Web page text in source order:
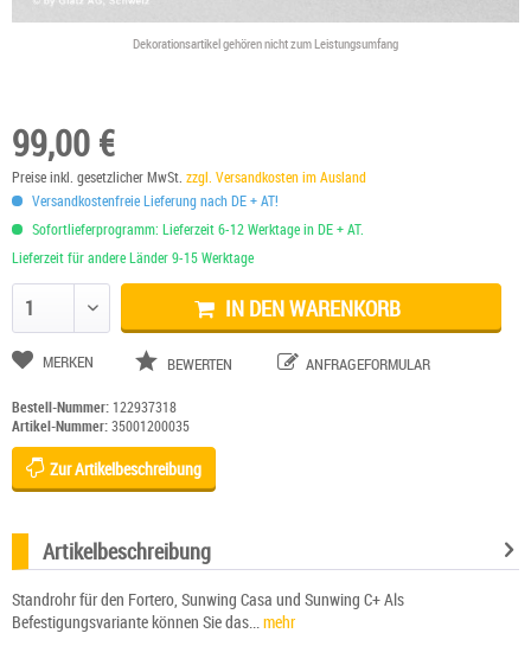
Dekorationsartikel gehören nicht zum Leistungsumfang
99,00 €
Preise inkl. gesetzlicher MwSt. zzgl. Versandkosten im Ausland
Versandkostenfreie Lieferung nach DE + AT!
Sofortlieferprogramm: Lieferzeit 6-12 Werktage in DE + AT.
Lieferzeit für andere Länder 9-15 Werktage
IN DEN WARENKORB
MERKEN BEWERTEN ANFRAGEFORMULAR
Bestell-Nummer:122937318
Artikel-Nummer:35001200035
Zur Artikelbeschreibung
Artikelbeschreibung
Standrohr für den Fortero, Sunwing Casa und Sunwing C+ Als
Befestigungsvariante können Sie das...
mehr